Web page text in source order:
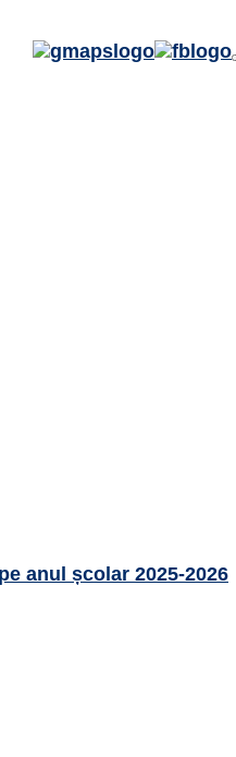
anul școlar 2025-2026